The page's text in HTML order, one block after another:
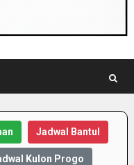
Jadwal Bantul
Kulon Progo